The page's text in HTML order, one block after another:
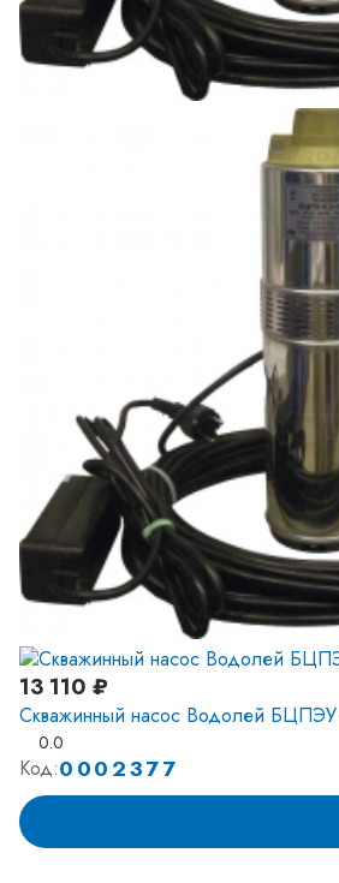
13 110 ₽
Скважинный насос Водолей
0.0
Код:0002377